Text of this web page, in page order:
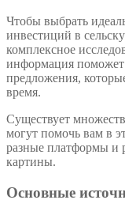
Чтобы выбрать
инвестиций в
комплексное
информация поможет
предложения,
время.
Существует
могут помочь вам в
разные платформы и
картины.
Основные